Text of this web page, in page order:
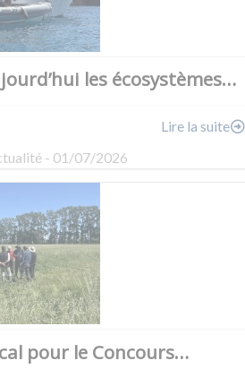
les écosystèmes…
Lire la suite
- 01/07/2026
pour le Concours…